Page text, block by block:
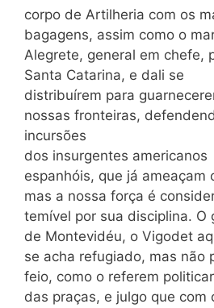
corpo de Artilheria com os
bagagens, assim como o
Alegrete, general em chefe,
Santa Catarina, e dali se
distribuírem para
nossas fronteiras,
incursões
dos insurgentes americanos
espanhóis, que já ameaçam
mas a nossa força é
temível por sua disciplina. O
de Montevidéu, o Vigodet
se acha refugiado, mas não
feio, como o referem
das praças, e julgo que com